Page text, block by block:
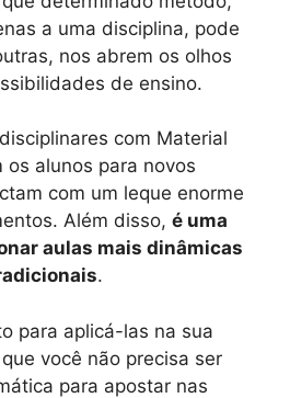
a uma disciplina, pode
nos abrem os olhos
de ensino.
com Material
os alunos para novos
com um leque enorme
Além disso, é uma
aulas mais dinâmicas
.
para aplicá-las na sua
você não precisa ser
para apostar nas